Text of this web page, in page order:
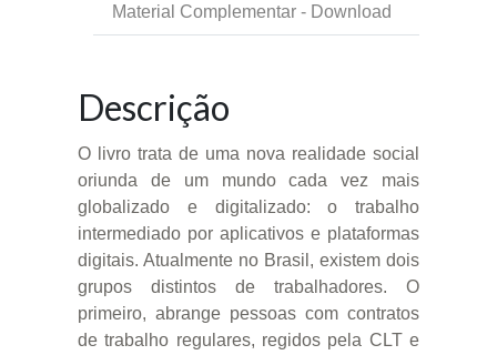
Material Complementar - Download
Descrição
O livro trata de uma nova realidade social
oriunda de um mundo cada vez mais
globalizado e digitalizado: o trabalho
intermediado por aplicativos e plataformas
digitais. Atualmente no Brasil, existem dois
grupos distintos de trabalhadores. O
primeiro, abrange pessoas com contratos
de trabalho regulares, regidos pela CLT e